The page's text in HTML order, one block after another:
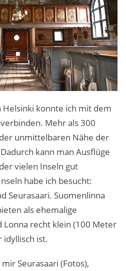
konnte ich mit dem
Mehr als 300
unmittelbaren Nähe der
kann man Ausflüge
vielen Inseln gut
habe ich besucht:
Seurasaari. Suomenlinna
als ehemalige
Lonna recht klein (100 Meter
idyllisch ist.
Seurasaari (Fotos),